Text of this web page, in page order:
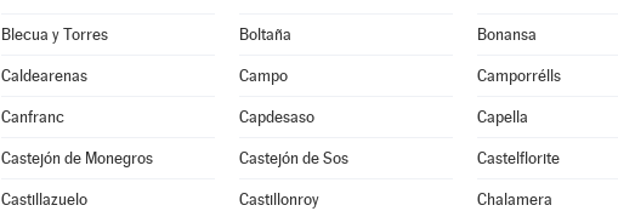
Blecua y Torres Boltaña Bonansa
Caldearenas Campo Camporrélls
Canfranc Capdesaso Capella
Castejón de Monegros Castejón de Sos Castelflorite
Castillazuelo Castillonroy Chalamera